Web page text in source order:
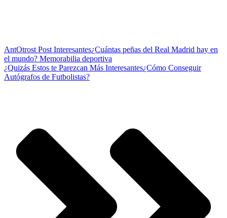
AntOtrost Post Interesantes¿Cuántas peñas del Real Madrid hay en
el mundo? Memorabilia deportiva
¿Quizás Estos te Parezcan Más Interesantes¿Cómo Conseguir
Autógrafos de Futbolistas?